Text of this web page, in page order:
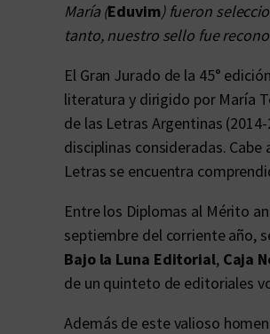
María (Eduvim) fueron
tanto, nuestro sello fue
El Gran Jurado de la 45°
literatura y dirigido por María
de las Letras Argentinas
disciplinas consideradas.
Letras se encuentra
Entre los Diplomas al Mérito
septiembre del corriente año,
Bajo la Luna Editorial, Caja
de un quinteto de editoriales
Además de este valioso